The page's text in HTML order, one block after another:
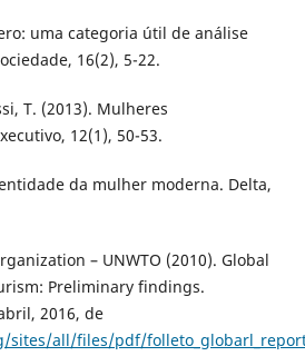
uma categoria útil de análise
16(2), 5-22.
T. (2013). Mulheres
12(1), 50-53.
da mulher moderna. Delta,
– UNWTO (2010). Global
Preliminary findings.
2016, de
sites/all/files/pdf/